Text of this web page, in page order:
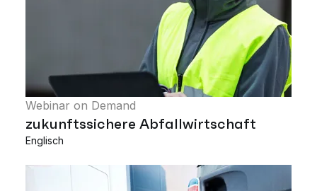
Webinar on Demand
zukunftssichere Abfallwirtschaft
Englisch